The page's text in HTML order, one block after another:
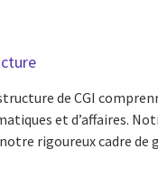
de CGI
et d’affaires.
rigoureux cadre de